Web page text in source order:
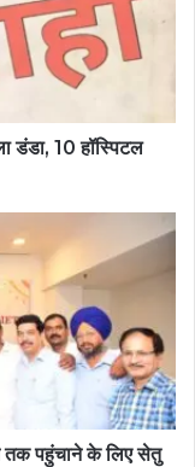
डंडा, 10 हॉस्पिटल
पहुंचाने के लिए सेतु